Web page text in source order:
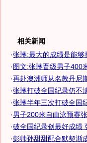
相关新闻
·张琳:最大的成绩是能够
·图文:张琳晋级男子400
·再赴澳洲师从名教丹尼
·张琳打破全国纪录仍不
·张琳半年三次打破全国
·男子200米自由泳预赛
·破全国纪录创最好成绩
·彭帅孙甜甜配合默契渐